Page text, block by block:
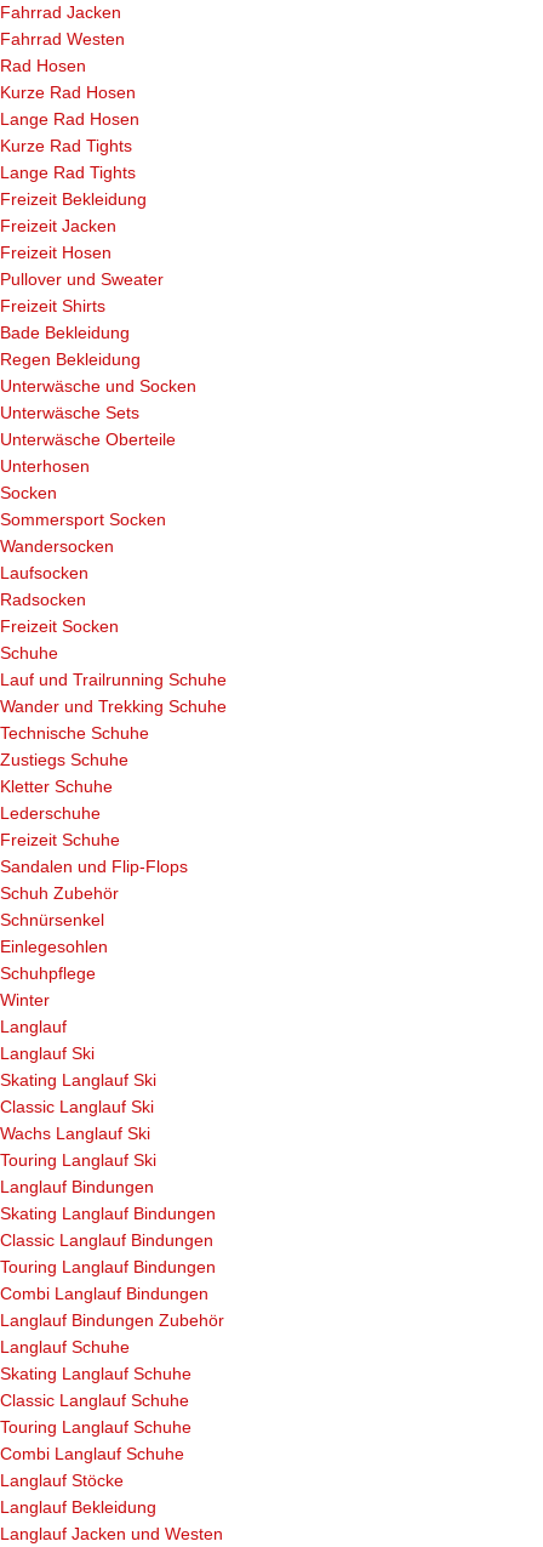
Fahrrad Jacken
Fahrrad Westen
Rad Hosen
Kurze Rad Hosen
Lange Rad Hosen
Kurze Rad Tights
Lange Rad Tights
Freizeit Bekleidung
Freizeit Jacken
Freizeit Hosen
Pullover und Sweater
Freizeit Shirts
Bade Bekleidung
Regen Bekleidung
Unterwäsche und Socken
Unterwäsche Sets
Unterwäsche Oberteile
Unterhosen
Socken
Sommersport Socken
Wandersocken
Laufsocken
Radsocken
Freizeit Socken
Schuhe
Lauf und Trailrunning Schuhe
Wander und Trekking Schuhe
Technische Schuhe
Zustiegs Schuhe
Kletter Schuhe
Lederschuhe
Freizeit Schuhe
Sandalen und Flip-Flops
Schuh Zubehör
Schnürsenkel
Einlegesohlen
Schuhpflege
Winter
Langlauf
Langlauf Ski
Skating Langlauf Ski
Classic Langlauf Ski
Wachs Langlauf Ski
Touring Langlauf Ski
Langlauf Bindungen
Skating Langlauf Bindungen
Classic Langlauf Bindungen
Touring Langlauf Bindungen
Combi Langlauf Bindungen
Langlauf Bindungen Zubehör
Langlauf Schuhe
Skating Langlauf Schuhe
Classic Langlauf Schuhe
Touring Langlauf Schuhe
Combi Langlauf Schuhe
Langlauf Stöcke
Langlauf Bekleidung
Langlauf Jacken und Westen